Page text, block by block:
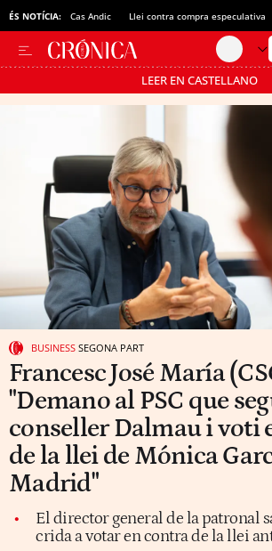
ÉS NOTÍCIA: Cas Andic Llei contra compra especulativa
LEER EN CASTELLANO
Passa’t al mode estalvi
BUSINESS SEGONA PART
Francesc José María
"Demano al PSC que
conseller Dalmau i voti
de la llei de Mónica
Madrid"
El director general de la patronal
crida a votar en contra de la llei